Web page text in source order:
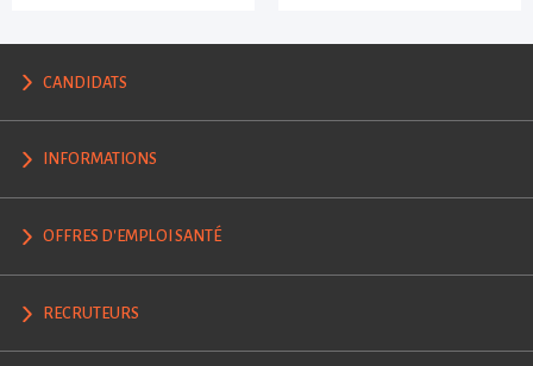
CANDIDATS
INFORMATIONS
OFFRES D'EMPLOI SANTÉ
RECRUTEURS